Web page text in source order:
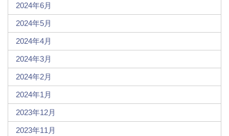
2024年6月
2024年5月
2024年4月
2024年3月
2024年2月
2024年1月
2023年12月
2023年11月